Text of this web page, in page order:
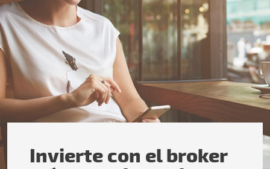
Invierte con el broker